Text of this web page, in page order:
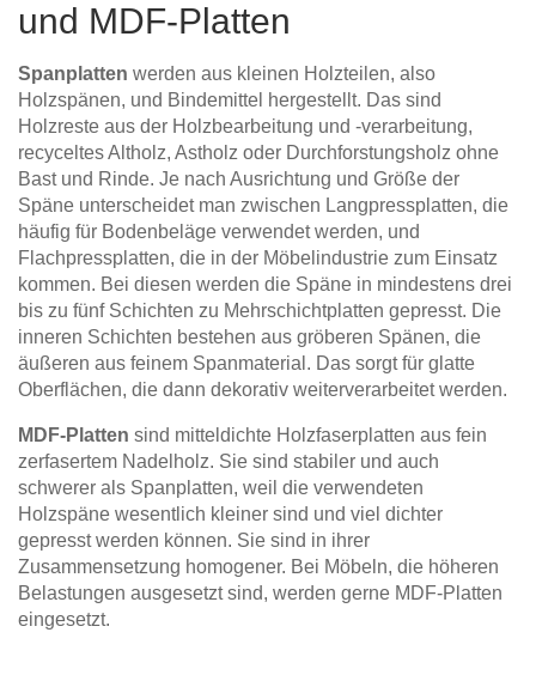
und MDF-Platten
Spanplatten werden aus kleinen Holzteilen, also
Holzspänen, und Bindemittel hergestellt. Das sind
Holzreste aus der Holzbearbeitung und -verarbeitung,
recyceltes Altholz, Astholz oder Durchforstungsholz ohne
Bast und Rinde. Je nach Ausrichtung und Größe der
Späne unterscheidet man zwischen Langpressplatten, die
häufig für Bodenbeläge verwendet werden, und
Flachpressplatten, die in der Möbelindustrie zum Einsatz
kommen. Bei diesen werden die Späne in mindestens drei
bis zu fünf Schichten zu Mehrschichtplatten gepresst. Die
inneren Schichten bestehen aus gröberen Spänen, die
äußeren aus feinem Spanmaterial. Das sorgt für glatte
Oberflächen, die dann dekorativ weiterverarbeitet werden.
MDF-Platten sind mitteldichte Holzfaserplatten aus fein
zerfasertem Nadelholz. Sie sind stabiler und auch
schwerer als Spanplatten, weil die verwendeten
Holzspäne wesentlich kleiner sind und viel dichter
gepresst werden können. Sie sind in ihrer
Zusammensetzung homogener. Bei Möbeln, die höheren
Belastungen ausgesetzt sind, werden gerne MDF-Platten
eingesetzt.